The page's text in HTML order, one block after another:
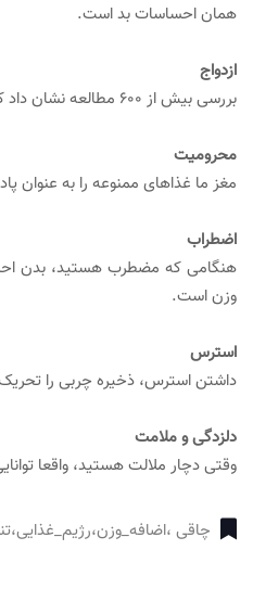
همان احساسات بد است.
ازدواج
بررسی بیش از ۶۰۰ مطالعه نشان داد که ازدواج، با افزایش وزن ارتباط دارد.
محرومیت
مغز ما غذاهای ممنوعه را به عنوان
اضطراب
هنگامی که مضطرب هستید، بدن
وزن است.
استرس
داشتن استرس، ذخیره چربی را
دلزدگی و ملامت
وقتی دچار ملالت هستید، واقعا
چاقی